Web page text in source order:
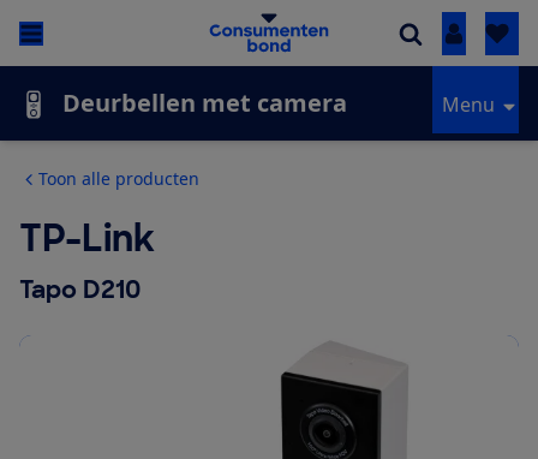
Inloggen
Deurbellen met camera Menu
Toon alle producten
TP-Link
Tapo D210